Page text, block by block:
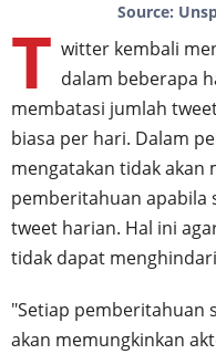
Source:
T witter kembali
dalam beberapa
membatasi jumlah
biasa per hari. Dalam
mengatakan tidak
pemberitahuan apabila
tweet harian. Hal ini
tidak dapat
"Setiap pemberitahuan
akan memungkinkan